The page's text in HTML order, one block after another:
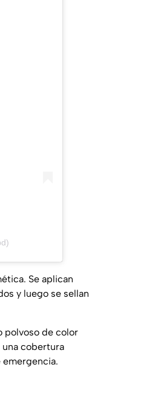
Se aplican
y luego se sellan
polvoso de color
cobertura